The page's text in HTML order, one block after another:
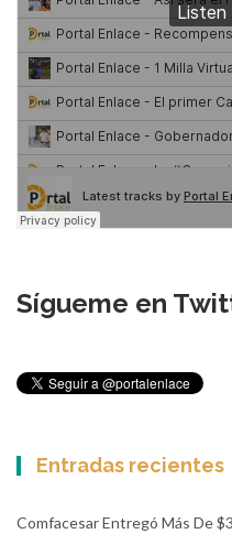
Sígueme en
Entradas recientes
Comfacesar Entregó Más De